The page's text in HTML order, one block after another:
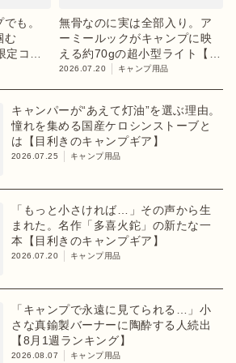
も。
む
定コレ
無骨なのに実は全部入り。ア
ーミールックがキャンプに映
える約70gの超小型ライト【目
利きのキャンプギア】
2026.07.20 キャンプ用品
キャンパーが“あえて灯油”を選ぶ理由。
憧れを集める国産ケロシンストーブと
は【目利きのキャンプギア】
2026.07.25 キャンプ用品
「もっと小さければ…」その声から生
まれた。名作「多喜火鉈」の新たな一
本【目利きのキャンプギア】
2026.07.20 キャンプ用品
「キャンプで永遠に見てられる…」小
さな真鍮製バーナーに陶酔する人続出
【8月1週ランキング】
2026.08.07 キャンプ用品